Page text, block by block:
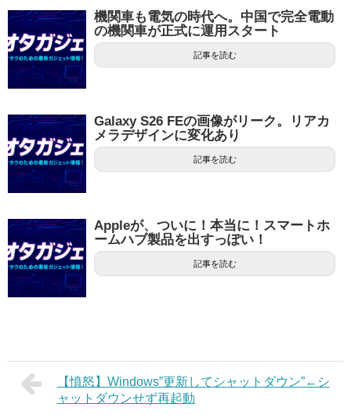
機関車も電気の時代へ。中国で完全電動
の機関車が正式に運用スタート
記事を読む
Galaxy S26 FEの画像がリーク。リアカ
メラデザインに変化あり
記事を読む
Appleが、ついに！本当に！スマートホ
ームハブ製品を出すっぽい！
記事を読む
【憤怒】Windows”更新してシャットダウン”←シ
ャットダウンせず再起動